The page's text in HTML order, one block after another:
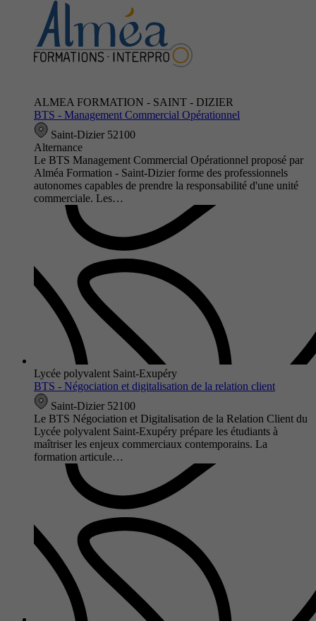
ALMEA FORMATION - SAINT - DIZIER
BTS - Management Commercial Opérationnel
Saint-Dizier 52100
Alternance
Le BTS Management Commercial Opérationnel proposé par
Alméa Formation - Saint-Dizier forme des professionnels
autonomes capables de prendre la responsabilité d'une unité
commerciale. Les…
Lycée polyvalent Saint-Exupéry
BTS - Négociation et digitalisation de la relation client
Saint-Dizier 52100
Le BTS Négociation et Digitalisation de la Relation Client du
Lycée polyvalent Saint-Exupéry prépare les étudiants à
maîtriser les enjeux commerciaux contemporains. La
formation articule…